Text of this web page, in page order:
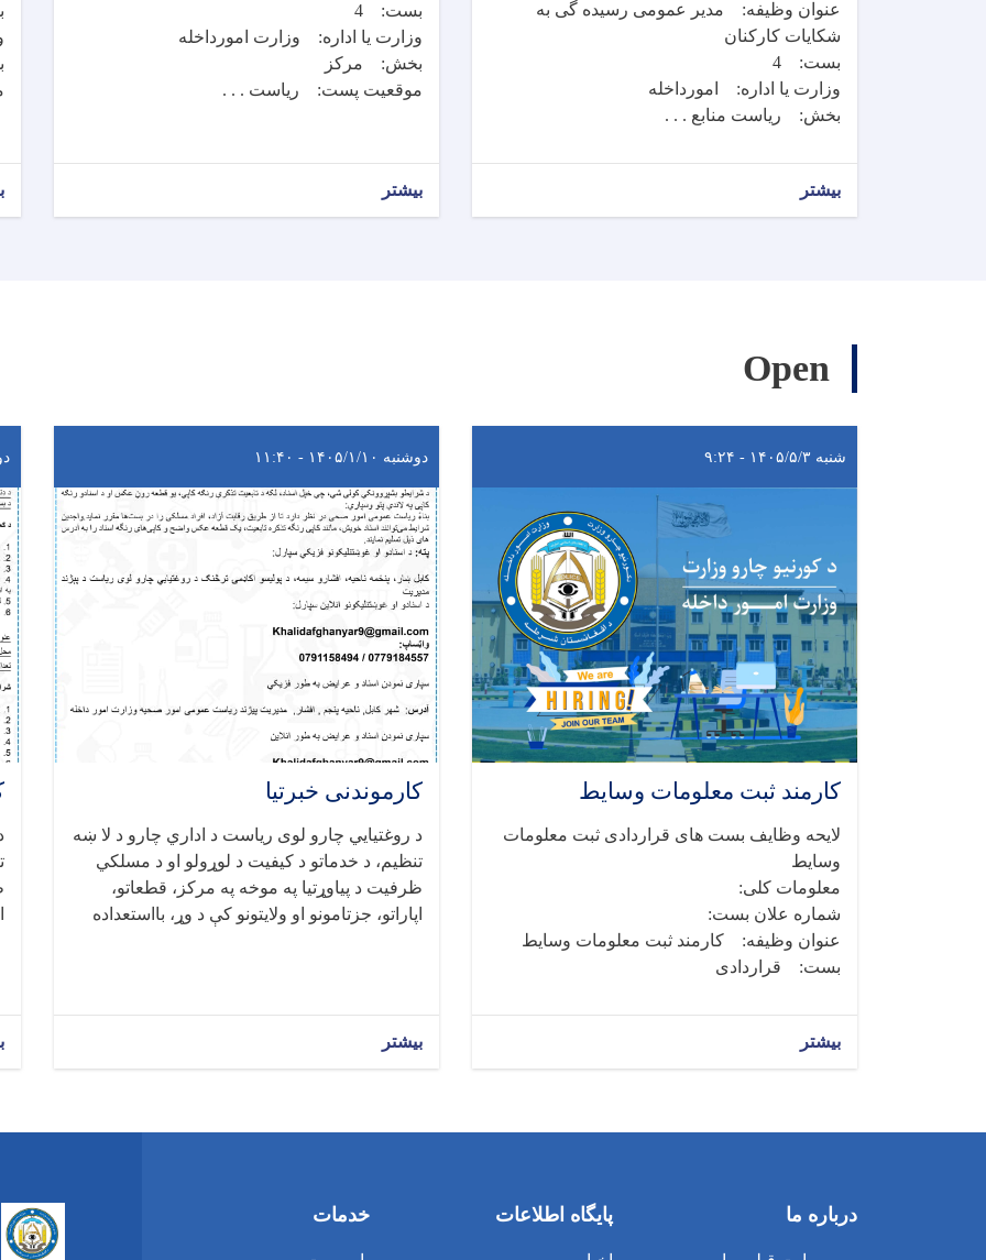
عنوان وظیفه: مدیر عمومی رسیده گی به
شکایات کارکنان
بست: 4
وزارت یا اداره: امورداخله
بخش: ریاست منابع . . .
بیشتر
بست: 4
وزارت یا اداره: وزارت امورداخله
بخش: مرکز
موقعیت پست: ریاست . . .
بیشتر
Open
شنبه ۱۴۰۵/۵/۳ - ۹:۲۴
کارمند ثبت معلومات وسایط
لایحه وظایف بست های قراردادی ثبت معلومات
وسایط
معلومات کلی:
شماره علان بست:
عنوان وظیفه: کارمند ثبت معلومات وسایط
بست: قراردادی
بیشتر
دوشنبه ۱۴۰۵/۱/۱۰ - ۱۱:۴۰
کارموندنی خبرتیا
د روغتيايي چارو لوی ریاست د اداري چارو د لا ښه
تنظیم، د خدماتو د کیفیت د لوړولو او د مسلکي
ظرفیت د پیاوړتیا په موخه په مرکز، قطعاتو،
اپاراتو، جزتامونو او ولایتونو کې د وړ، بااستعداده
بیشتر
درباره ما پایگاه اطلاعات خدمات